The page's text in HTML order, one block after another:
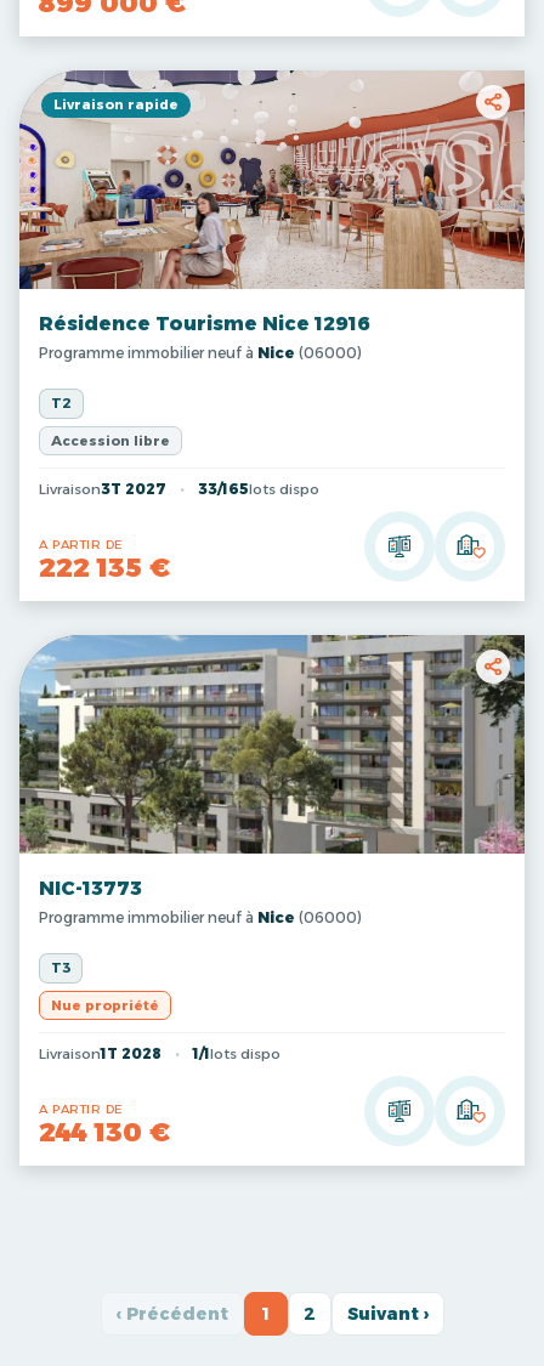
Livraison rapide
Résidence Tourisme Nice 12916
Programme immobilier neuf à Nice (06000)
T2
Accession libre
Livraison3T 2027 33/165lots dispo
A PARTIR DE
222 135 €
NIC-13773
Programme immobilier neuf à Nice (06000)
T3
Nue propriété
Livraison1T 2028 1/1 lots dispo
A PARTIR DE
244 130 €
‹ Précédent 1 2 Suivant ›